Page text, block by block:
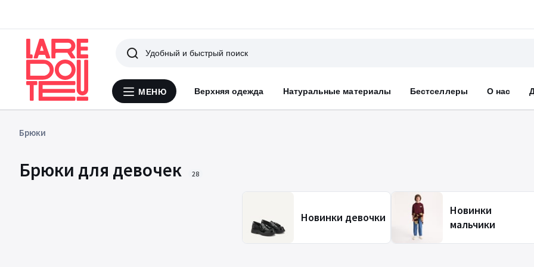
Меню
МЕНЮ Верхняя одежда Натуральные материалы Бестселлеры О нас
Поиск
Брюки
Брюки для девочек 28
Новинки девочки
Новинки
мальчики